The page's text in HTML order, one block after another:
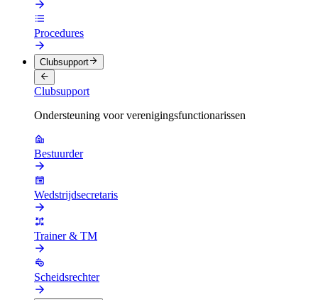
Procedures
Clubsupport
Clubsupport
Ondersteuning voor verenigingsfunctionarissen
Bestuurder
Wedstrijdsecretaris
Trainer & TM
Scheidsrechter